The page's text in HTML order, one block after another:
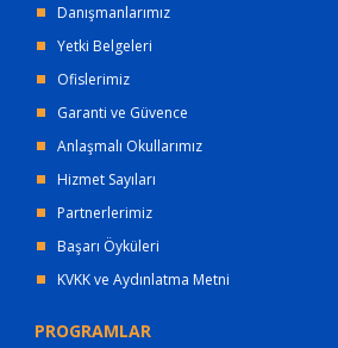
Danışmanlarımız
Yetki Belgeleri
Ofislerimiz
Garanti ve Güvence
Anlaşmalı Okullarımız
Hizmet Sayıları
Partnerlerimiz
Başarı Öyküleri
KVKK ve Aydınlatma Metni
PROGRAMLAR